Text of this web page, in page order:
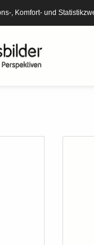
, Komfort- und